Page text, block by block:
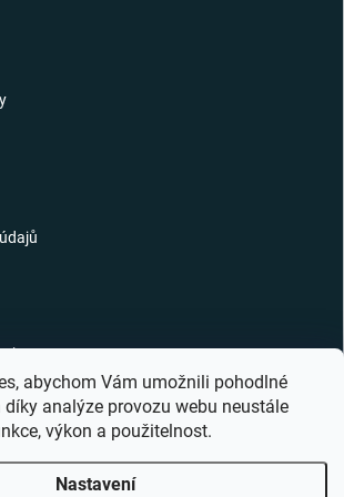
abychom Vám umožnili pohodlné
analýze provozu webu neustále
výkon a použitelnost.
Nastavení